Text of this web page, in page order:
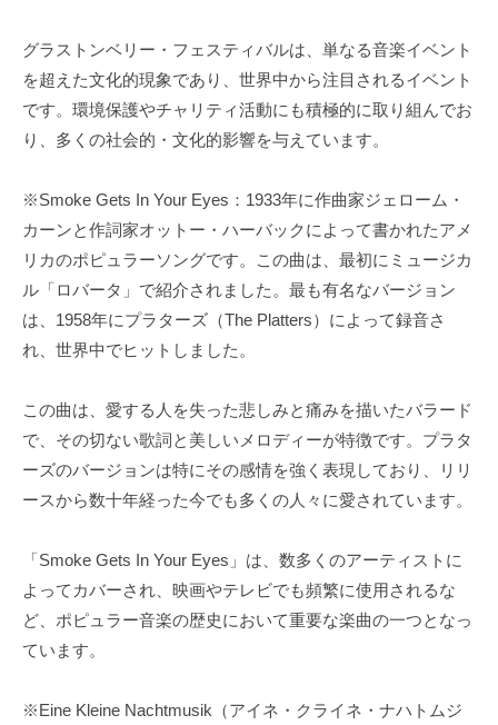
グラストンベリー・フェスティバルは、単なる音楽イベント
を超えた文化的現象であり、世界中から注目されるイベント
です。環境保護やチャリティ活動にも積極的に取り組んでお
り、多くの社会的・文化的影響を与えています。
※Smoke Gets In Your Eyes：1933年に作曲家ジェローム・
カーンと作詞家オットー・ハーバックによって書かれたアメ
リカのポピュラーソングです。この曲は、最初にミュージカ
ル「ロバータ」で紹介されました。最も有名なバージョン
は、1958年にプラターズ（The Platters）によって録音さ
れ、世界中でヒットしました。
この曲は、愛する人を失った悲しみと痛みを描いたバラード
で、その切ない歌詞と美しいメロディーが特徴です。プラタ
ーズのバージョンは特にその感情を強く表現しており、リリ
ースから数十年経った今でも多くの人々に愛されています。
「Smoke Gets In Your Eyes」は、数多くのアーティストに
よってカバーされ、映画やテレビでも頻繁に使用されるな
ど、ポピュラー音楽の歴史において重要な楽曲の一つとなっ
ています。
※Eine Kleine Nachtmusik（アイネ・クライネ・ナハトムジ